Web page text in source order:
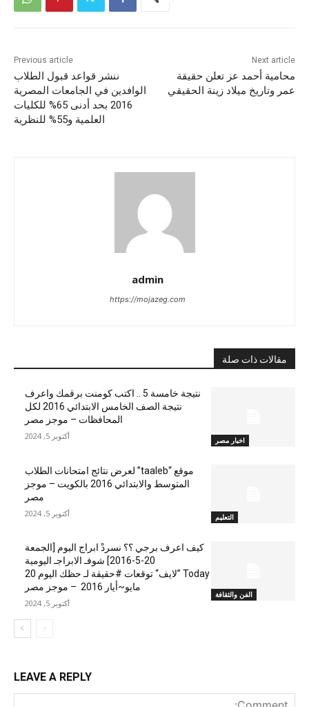
Previous article
ننشر قواعد قبول الطلاب
الوافدين في الجامعات المصرية
2016 بحد أدنى 65% للكليات
العلمية و55% للنظرية
Next article
محامية أحمد عز تعلن حقيقة
عمر وتاريخ ميلاد زينة الحقيقي
admin
https://mojazeg.com
مقالات ذات صلة
اخبار مصر
نتيجة خامسة 5 .. اكتب كومنت برقمك واعرف
نتيجة الصف الخامس الابتدائي 2016 لكل
المحافظات – موجز مصر
أكتوبر 5, 2024
التعليم
موقع “taaleb” لعرض نتائج امتحانات الطلاب
المتوسط والابتدائي 2016 بالكويت – موجز
مصر
أكتوبر 5, 2024
الفن والثقافة
كيف اعرف برجي ؟؟ نسردْ ابراج اليوم [الجمعة
20-5-2016] شوفـ الابراجـ اليومية
Today ”لايف“ توقعات #حقيقة لـ حظك اليوم 20
مايو~أيار 2016 – موجز مصر
أكتوبر 5, 2024
LEAVE A REPLY